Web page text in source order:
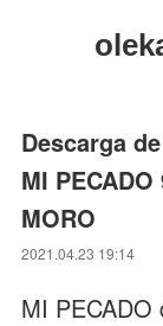
Descarga
MI
MORO
2021.04.23 19:14
MI PECADO